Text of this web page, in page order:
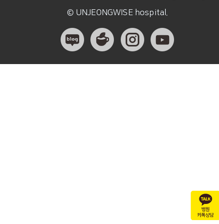
© UNJEONGWISE hospital.